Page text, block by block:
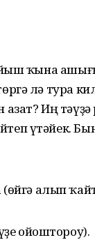
йыш ҡына
лә тура
Иң
үтәйек.
алып
ойоштороу).